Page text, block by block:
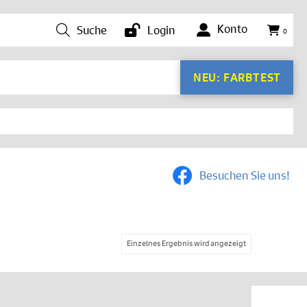
Suche Login Konto 0
NEU: FARBTEST
Besuchen Sie uns!
Einzelnes Ergebnis wird angezeigt